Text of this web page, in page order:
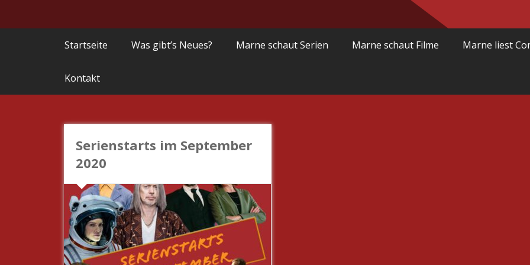
Startseite Was gibt’s Neues? Marne schaut Serien Marne schaut Filme Marne liest
Kontakt
Serienstarts im September
2020